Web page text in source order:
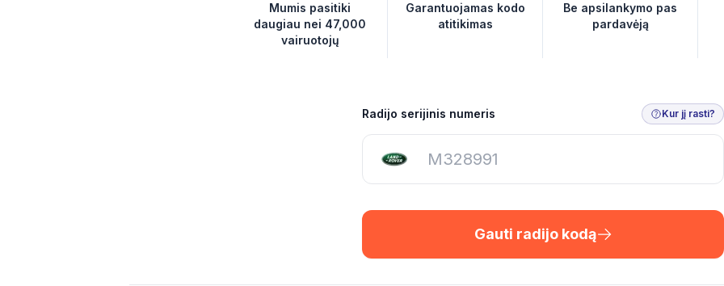
Mumis pasitiki
daugiau nei 47,000
vairuotojų
Garantuojamas kodo
atitikimas
Be apsilankymo pas
pardavėją
Radijo serijinis numeris Kur jį rasti?
Gauti radijo kodą